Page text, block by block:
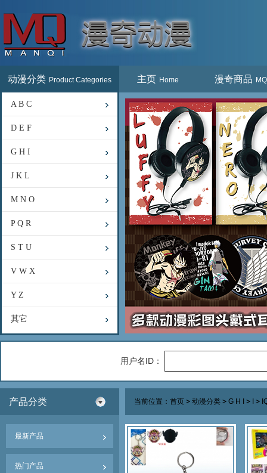
动漫分类 Product Categories
A B C
D E F
G H I
J K L
M N O
P Q R
S T U
V W X
Y Z
其它
主页 Home 漫奇商品
用户名ID：
产品分类
最新产品
热门产品
当前位置： 首页 > 动漫分类 > G H I > >